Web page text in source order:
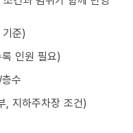
준)
인원 필요)
수
, 지하주차장 조건)